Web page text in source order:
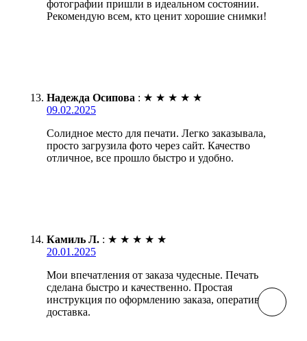
фотографии пришли в идеальном состоянии.
Рекомендую всем, кто ценит хорошие снимки!
Надежда Осипова : ★ ★ ★ ★ ★
09.02.2025
Солидное место для печати. Легко заказывала,
просто загрузила фото через сайт. Качество
отличное, все прошло быстро и удобно.
Камиль Л. : ★ ★ ★ ★ ★
20.01.2025
Мои впечатления от заказа чудесные. Печать
сделана быстро и качественно. Простая
инструкция по оформлению заказа, оперативная
доставка.